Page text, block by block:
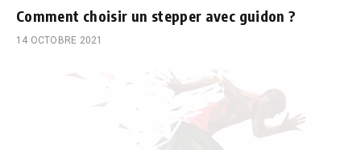
Comment choisir un stepper avec guidon ?
14 OCTOBRE 2021